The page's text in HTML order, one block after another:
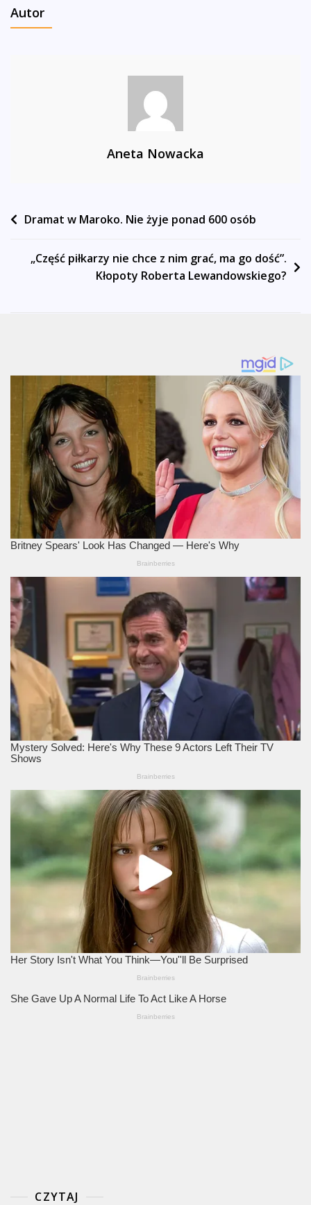
Autor
Aneta Nowacka
Nawigacja
Dramat w Maroko. Nie żyje ponad 600 osób
„Część piłkarzy nie chce z nim grać, ma go dość”.
Kłopoty Roberta Lewandowskiego?
CZYTAJ